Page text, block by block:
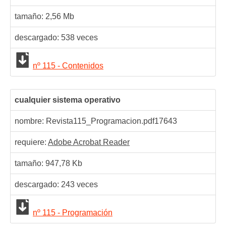
tamaño: 2,56 Mb
descargado: 538 veces
nº 115 - Contenidos
cualquier sistema operativo
nombre: Revista115_Programacion.pdf17643
requiere: Adobe Acrobat Reader
tamaño: 947,78 Kb
descargado: 243 veces
nº 115 - Programación